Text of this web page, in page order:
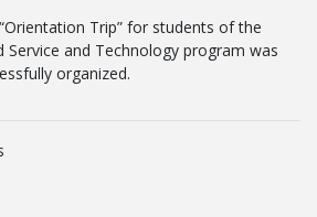
Trip” for students of the
Service and Technology program was
organized.